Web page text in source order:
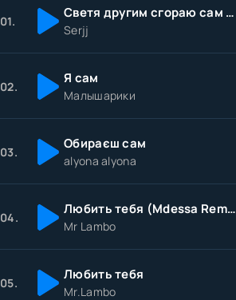
01. Светя другим сгораю сам (KalashnikoFF Mix)
Serjj
02. Я сам
Малышарики
03. Обираєш сам
alyona alyona
04. Любить тебя (Mdessa Remix)
Mr Lambo
05. Любить тебя
Mr.Lambo